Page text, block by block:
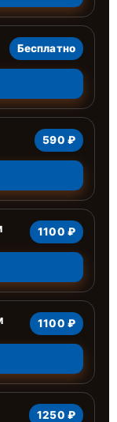
Бесплатно
590 ₽
1100 ₽
1100 ₽
1250 ₽